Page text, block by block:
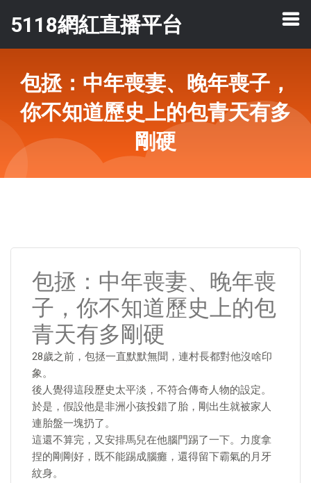
5118網紅直播平台
包拯：中年喪妻、晚年喪子，
你不知道歷史上的包青天有多
剛硬
包拯：中年喪妻、晚年喪
子，你不知道歷史上的包
青天有多剛硬
28歲之前，包拯一直默默無聞，連村長都對他沒啥印
象。
後人覺得這段歷史太平淡，不符合傳奇人物的設定。
於是，假設他是非洲小孩投錯了胎，剛出生就被家人
連胎盤一塊扔了。
這還不算完，又安排馬兒在他腦門踢了一下。力度拿
捏的剛剛好，既不能踢成腦癱，還得留下霸氣的月牙
紋身。